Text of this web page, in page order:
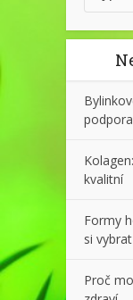
kvalitní
Formy
si vybrat
Proč